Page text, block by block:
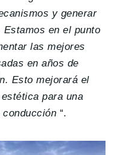
y generar
en el punto
las mejores
en años de
Esto mejorará el
para una
“.